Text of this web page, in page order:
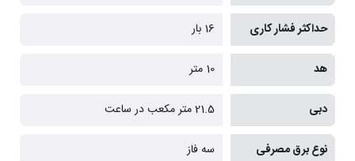
حداکثر فشار کاری 16 بار
هد 10 متر
دبی 21.5 متر مکعب در ساعت
نوع برق مصرفی سه فاز